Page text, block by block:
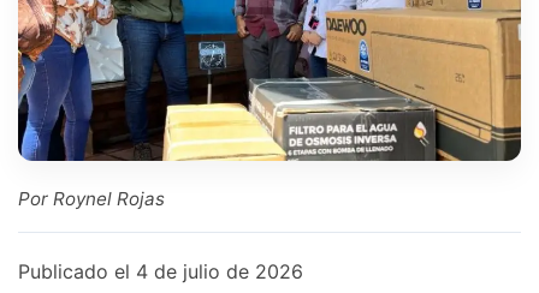
Por Roynel Rojas
Publicado el 4 de julio de 2026